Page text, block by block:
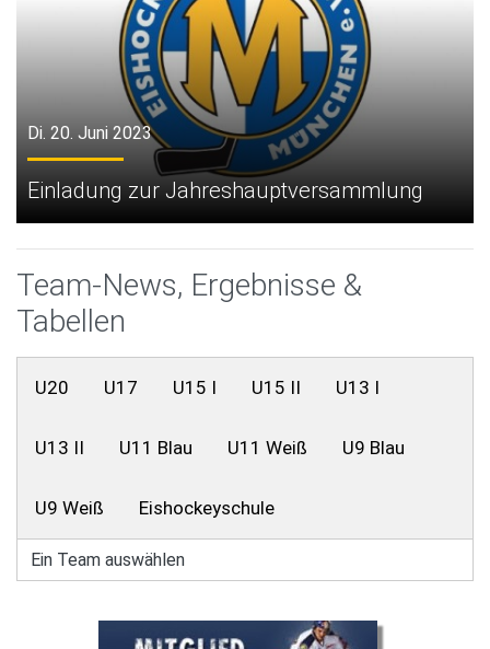
Di. 20. Juni 2023
Einladung zur Jahreshauptversammlung
Team-News, Ergebnisse &
Tabellen
U20 U17 U15 I U15 II U13 I
U13 II U11 Blau U11 Weiß U9 Blau
U9 Weiß Eishockeyschule
Ein Team auswählen